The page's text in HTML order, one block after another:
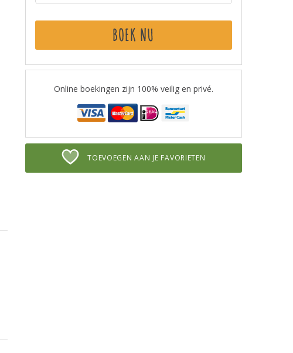
BOEK NU
Online boekingen zijn 100% veilig en privé.
TOEVOEGEN AAN JE FAVORIETEN